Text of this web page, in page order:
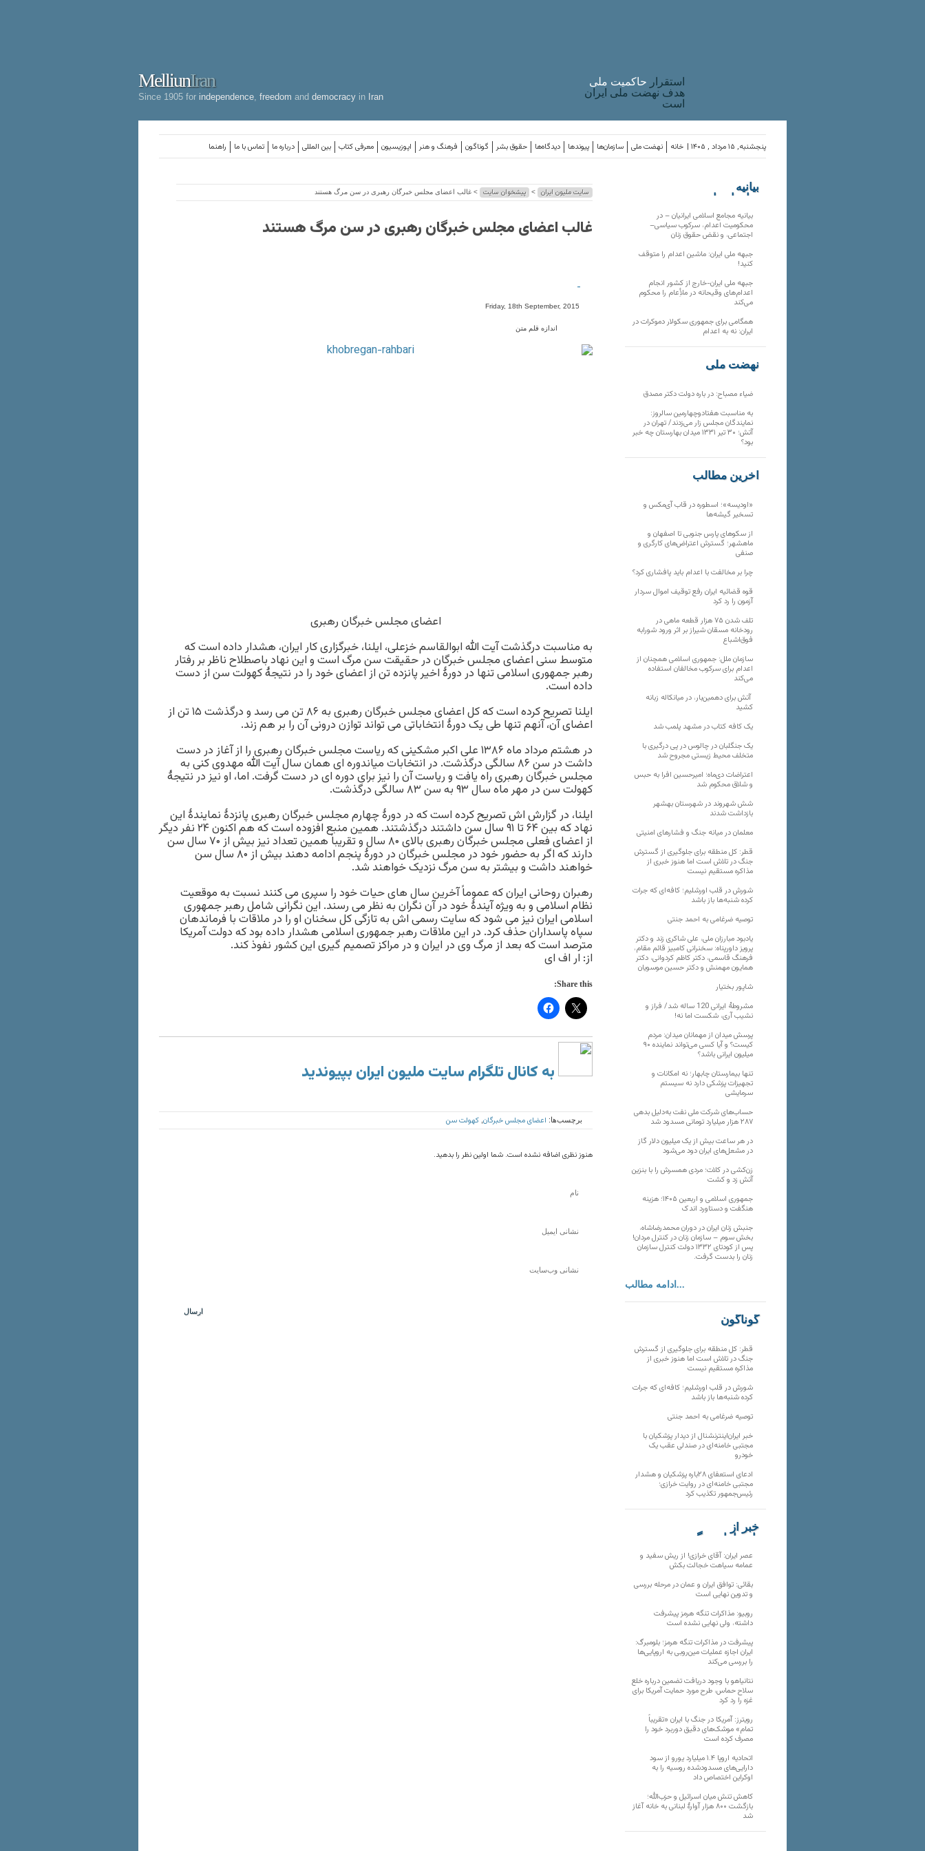
MelliunIran
Since 1905 for independence freedom and democracy in Iran
استقرار حاکميت ملی
هدف نهضت ملی ایران
است
راهنما تماس با ما درباره ما بین المللی معرفی کتاب اپوزیسیون فرهنگ و هنر گوناگون حقوق بشر دیدگاه‌ها پیوندها سازمان‌ها نهضت ملی خانه پنجشنبه, ۱۵ مرداد , ۱۴۰۵ |
سایت ملیون ایران > پیشخوان سایت > غالب اعضای مجلس خبرگان رهبری در سن مرگ هستند
غالب اعضای مجلس خبرگان رهبری در سن مرگ هستند
-
Friday, 18th September, 2015
اندازه قلم متن
اعضای مجلس خبرگان رهبری
به مناسبت درگذشت آیت الله ابوالقاسم خزعلی، ایلنا، خبرگزاری کار ایران، هشدار داده است که
متوسط سنی اعضای مجلس خبرگان در حقیقت سن مرگ است و این نهاد باصطلاح ناظر بر رفتار
رهبر جمهوری اسلامی تنها در دورۀ اخیر پانزده تن از اعضای خود را در نتیجۀ کهولت سن از دست
داده است.
ایلنا تصریح کرده است که کل اعضای مجلس خبرگان رهبری به ۸۶ تن می رسد و درگذشت ۱۵ تن از
اعضای آن، آنهم تنها طی یک دورۀ انتخاباتی می تواند توازن درونی آن را بر هم زند.
در هشتم مرداد ماه ۱۳۸۶ علی اکبر مشکینی که ریاست مجلس خبرگان رهبری را از آغاز در دست
داشت در سن ۸۶ سالگی درگذشت. در انتخابات میاندوره ای همان سال آیت الله مهدوی کنی به
مجلس خبرگان رهبری راه یافت و ریاست آن را نیز برای دوره ای در دست گرفت. اما، او نیز در نتیجۀ
کهولت سن در مهر ماه سال ۹۳ به سن ۸۳ سالگی درگذشت.
ایلنا، در گزارش اش تصریح کرده است که در دورۀ چهارم مجلس خبرگان رهبری پانزدۀ نمایندۀ این
نهاد که بین ۶۴ تا ۹۱ سال سن داشتند درگذشتند. همین منبع افزوده است که هم اکنون ۲۴ نفر دیگر
از اعضای فعلی مجلس خبرگان رهبری بالای ۸۰ سال و تقریباً همین تعداد نیز بیش از ۷۰ سال سن
دارند که اگر به حضور خود در مجلس خبرگان در دورۀ پنجم ادامه دهند بیش از ۸۰ سال سن
خواهند داشت و بیشتر به سن مرگ نزدیک خواهند شد.
رهبران روحانی ایران که عموماً آخرین سال های حیات خود را سپری می کنند نسبت به موقعیت
نظام اسلامی و به ویژه آیندۀ خود در آن نگران به نظر می رسند. این نگرانی شامل رهبر جمهوری
اسلامی ایران نیز می شود که سایت رسمی اش به تازگی کل سخنان او را در ملاقات با فرماندهان
سپاه پاسداران حذف کرد. در این ملاقات رهبر جمهوری اسلامی هشدار داده بود که دولت آمریکا
مترصد است که بعد از مرگ وی در ایران و در مراکز تصمیم گیری این کشور نفوذ کند.
از: ار اف ای
Share this:
به کانال تلگرام سایت ملیون ایران بپیوندید
برچسب‌ها: اعضای مجلس خبرگان کهولت سن
هنوز نظری اضافه نشده است. شما اولین نظر را بدهید.
بیانیه
سازمان‌های
بیانیه مجامع اسلامی ایرانیان – در
محکومیت اعدام، سرکوب سیاسی–
اجتماعی، و نقض حقوق زنان
جبهه ملی ایران: ماشین اعدام را متوقف
کنید!
جبهه ملی ایران-خارج از کشور انجام
اعدام‌های وقیحانه در ملأِعام را محکوم
می‌کند
همگامی برای جمهوری سکولار دموکرات در
ایران: نه به اعدام
نهضت ملی
ضیاء مصباح: در باره دولت دکتر مصدق
به مناسبت هفتادوچهارمین سالروز:
نمایندگان مجلس زار می‌زدند/ تهران در
آتش؛ ۳۰ تیر ۱۳۳۱ میدان بهارستان چه خبر
بود؟
آخرین مطالب
«اودیسه»؛ اسطوره در قاب آی‌مکس و
تسخیر گیشه‌ها
از سکوهای پارس جنوبی تا اصفهان و
ماهشهر؛ گسترش اعتراض‌های کارگری و
صنفی
چرا بر مخالفت با اعدام باید پافشاری کرد؟
قوه قضائیه ایران رفع توقیف اموال سردار
آزمون را رد کرد
تلف شدن ۷۵ هزار قطعه ماهی در
رودخانه مسقان شیراز بر اثر ورود شورابه
فوق‌اشباع
سازمان ملل: جمهوری اسلامی همچنان از
اعدام برای سرکوب مخالفان استفاده
می‌کند
آتش برای دهمین‌بار، در میانکاله زبانه
کشید
یک کافه کتاب در مشهد پلمب شد
یک جنگلبان در چالوس در پی درگیری با
متخلف محیط زیستی مجروح شد
اعتراضات دی‌ماه؛ امیرحسین افرا به حبس
و شلاق محکوم شد
شش شهروند در شهرستان بهشهر
بازداشت شدند
معلمان در میانه جنگ و فشارهای امنیتی
قطر: کل منطقه برای جلوگیری از گسترش
جنگ در تلاش است اما هنوز خبری از
مذاکره مستقیم نیست
شورش در قلب اورشلیم؛ کافه‌ای که جرات
کرده شنبه‌ها باز باشد
توصیه ضرغامی به احمد جنتی
یادبود مبارزان ملی، علی شاکری زند و دکتر
پرویز داورپناه: سخنرانی کامبیز قائم مقام،
فرهنگ قاسمی، دکتر کاظم کردوانی، دکتر
همایون مهمنش و دکتر حسین موسویان
شاپور بختیار
مشروطۀ ایرانی 120 ساله شد/ فراز و
نشیب آری، شکست اما نه!
پرسش میدان از مهمانان میدان: مردم
کیست؟ و آیا کسی می‌تواند نماینده ۹۰
میلیون ایرانی باشد؟
تنها بیمارستان چابهار؛ نه امکانات و
تجهیزات پزشکی دارد نه سیستم
سرمایشی
حساب‌های شرکت ملی نفت به‌دلیل بدهی
۲۸۷ هزار میلیارد تومانی مسدود شد
در هر ساعت بیش از یک میلیون دلار گاز
در مشعل‌های ایران دود می‌شود
زن‌کشی در کلات؛ مردی همسرش را با بنزین
آتش زد و کشت
جمهوری اسلامی و اربعین ۱۴۰۵؛ هزینه
هنگفت و دستاورد اندک
جنبش زنان ایران در دوران محمدرضاشاه،
بخش سوم – سازمان زنان در کنترل مردان!
پس از کودتای ۱۳۳۲ دولت کنترل سازمان
زنان را بدست گرفت.
ادامه مطالب...
گوناگون
قطر: کل منطقه برای جلوگیری از گسترش
جنگ در تلاش است اما هنوز خبری از
مذاکره مستقیم نیست
شورش در قلب اورشلیم؛ کافه‌ای که جرات
کرده شنبه‌ها باز باشد
توصیه ضرغامی به احمد جنتی
خبر ایران‌اینترنشنال از دیدار پزشکیان با
مجتبی خامنه‌ای در صندلی عقب یک
خودرو
ادعای استعفای ۲۸باره پزشکیان و هشدار
مجتبی خامنه‌ای در روایت خرازی؛
رئیس‌جمهور تکذیب کرد
خبر از
تارنماهای دیگر
عصر ایران: آقای خرازی! از ریش سفید و
عمامه سیاهت خجالت بکش
بقائی: توافق ایران و عمان در مرحله بررسی
و تدوین نهایی است
روبیو: مذاکرات تنگه هرمز پیشرفت
داشته، ولی نهایی نشده است
پیشرفت در مذاکرات تنگه هرمز؛ بلومبرگ:
ایران اجازه عملیات مین‌روبی به اروپایی‌ها
را بررسی می‌کند
نتانیاهو با وجود دریافت تضمین درباره خلع
سلاح حماس، طرح مورد حمایت آمریکا برای
غزه را رد کرد
رویترز: آمریکا در جنگ با ایران «تقریباً
تمام» موشک‌های دقیق دوربرد خود را
مصرف کرده است
اتحادیه اروپا ۱.۴ میلیارد یورو از سود
دارایی‌های مسدودشده روسیه را به
اوکراین ‏اختصاص داد
کاهش تنش میان اسرائیل و حزب‌الله؛
بازگشت ۸۰۰ هزار آوارۀ لبنانی به خانه‌ آغاز
شد